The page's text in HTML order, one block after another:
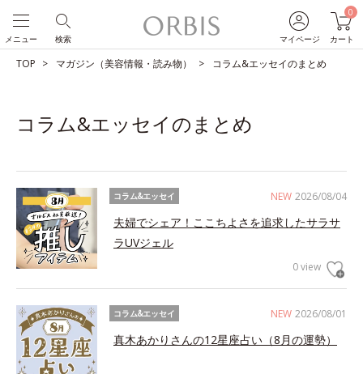
マイページ
0
カート
検索
メニュー
TOP マガジン（美容情報・読み物） コラム&エッセイのまとめ
コラム&エッセイのまとめ
NEW 2026/08/04
コラム&エッセイ
夫婦でシェア！ここちよさを追求したサラサ
ラUVジェル
0 view
NEW 2026/08/01
コラム&エッセイ
真木あかりさんの12星座占い（8月の運勢）